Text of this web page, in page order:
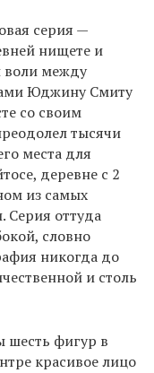
серия —
нищете и
воли между
Юджину Смиту
со своим
тысячи
места для
деревне с 2
из самых
Серия оттуда
словно
никогда до
и столь
шесть фигур в
красивое лицо